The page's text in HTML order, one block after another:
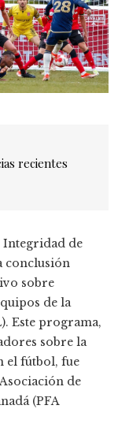
recientes
Integridad de
conclusión
sobre
de la
Este programa,
sobre la
el fútbol, ​​fue
de
(PFA